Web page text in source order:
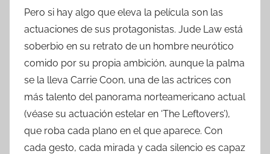
Pero si hay algo que eleva la película son las
actuaciones de sus protagonistas. Jude Law está
soberbio en su retrato de un hombre neurótico
comido por su propia ambición, aunque la palma
se la lleva Carrie Coon, una de las actrices con
más talento del panorama norteamericano actual
(véase su actuación estelar en ‘The Leftovers’),
que roba cada plano en el que aparece. Con
cada gesto, cada mirada y cada silencio es capaz